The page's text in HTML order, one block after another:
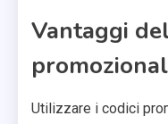
Vantaggi
Utilizzare i codici